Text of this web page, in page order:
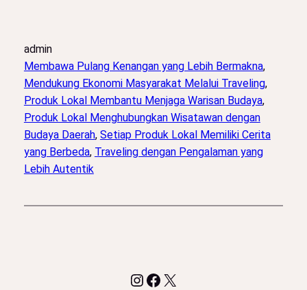
admin
Membawa Pulang Kenangan yang Lebih Bermakna,
Mendukung Ekonomi Masyarakat Melalui Traveling,
Produk Lokal Membantu Menjaga Warisan Budaya,
Produk Lokal Menghubungkan Wisatawan dengan
Budaya Daerah, Setiap Produk Lokal Memiliki Cerita
yang Berbeda, Traveling dengan Pengalaman yang
Lebih Autentik
Instagram
Facebook
X